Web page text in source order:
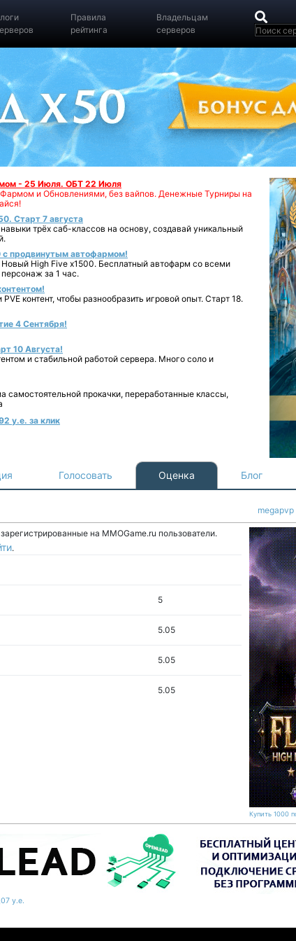
Правила
рейтинга
Владельцам
серверов
- 25 Июля. ОБТ 22 Июля
и Обновлениями, без вайпов. Денежные Турниры на
Старт 7 августа
трёх саб-классов на основу, создавай уникальный
с продвинутым автофармом!
High Five x1500. Бесплатный автофарм со всеми
за 1 час.
контент, чтобы разнообразить игровой опыт. Старт 18.
4 Сентября!
10 Августа!
и стабильной работой сервера. Много соло и
самостоятельной прокачки, переработанные классы,
у.е. за клик
Голосовать Оценка Блог
megapvp
на MMOGame.ru пользователи.
.
5
5.05
5.05
5.05
Купить 1000
у.е.